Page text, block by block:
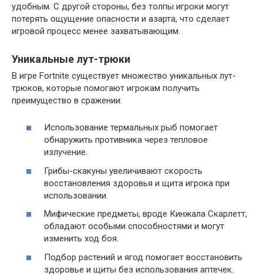
удобным. С другой стороны, без толпы игроки могут
потерять ощущение опасности и азарта, что сделает
игровой процесс менее захватывающим.
Уникальные лут-трюки
В игре Fortnite существует множество уникальных лут-
трюков, которые помогают игрокам получить
преимущество в сражении:
Использование термальных рыб помогает
обнаружить противника через тепловое
излучение.
Грибы-скакуны увеличивают скорость
восстановления здоровья и щита игрока при
использовании.
Мифические предметы, вроде Кинжала Скарлетт,
обладают особыми способностями и могут
изменить ход боя.
Подбор растений и ягод помогает восстановить
здоровье и щиты без использования аптечек.